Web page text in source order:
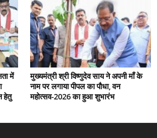
में
हेतु
मुख्यमंत्री श्री विष्णुदेव साय ने अपनी माँ के
नाम पर लगाया पीपल का पौधा, वन
महोत्सव-2026 का हुआ शुभारंभ